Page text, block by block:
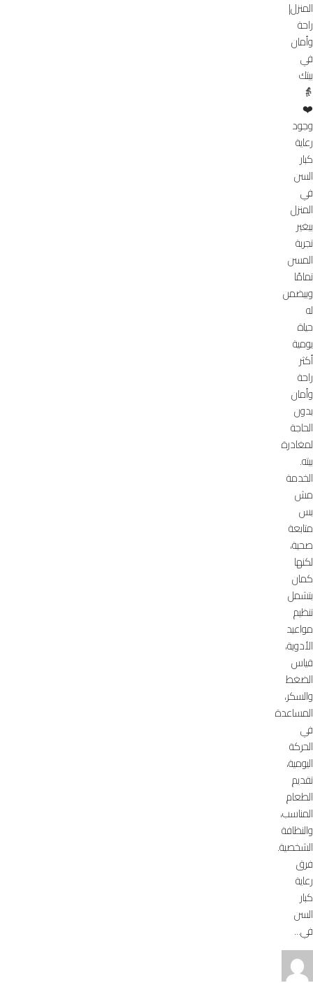
المنزل|
راحة
وأمان
في
بيتك
👵
❤️
وجود
رعاية
كبار
السن
في
المنزل
بيغير
تجربة
المسن
تمامًا
وبيضمن
له
حياة
يومية
أكثر
راحة
وأمان
بدون
الحاجة
لمغادرة
بيته.
الخدمة
مش
بس
متابعة
صحية،
لكنها
كمان
بتشمل
تنظيم
مواعيد
الأدوية،
قياس
الضغط
والسكر،
المساعدة
في
الحركة
اليومية،
تقديم
الطعام
المناسب،
والنظافة
الشخصية.
فرق
رعاية
كبار
السن
في...